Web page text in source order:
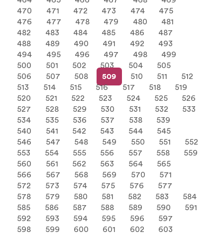
470
471 472 473 474
475
476
477 478 479 480
481
482
483 484 485 486
487
488
489 490 491 492
493
494
495 496 497 498
499
500
501 502 503 504
505
506
507 508 509 510 511
512
513
514 515 516 517 518
519
520
521 522 523 524 525
526
527
528 529 530 531 532
533
534
535 536 537 538
539
540
541 542 543 544
545
546
547 548 549 550 551
552
553
554 555 556 557 558
559
560
561 562 563 564
565
566
567 568 569 570
571
572
573 574 575 576
577
578
579 580 581 582 583
584
585
586 587 588 589 590
591
592
593 594 595 596
597
598
599 600 601 602
603